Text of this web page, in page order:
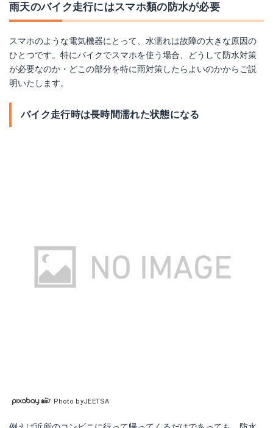
雨天のバイク走行にはスマホ類の防水が必要
スマホのような電気機器にとって、水濡れは故障の大きな原因の
ひとつです。特にバイクでスマホを使う場合、どうして防水対策
が必要なのか・どこの部分を特に雨対策したらよいのかからご説
明いたします。
バイク走行時は長時間濡れた状態になる
Photo byJEETSA